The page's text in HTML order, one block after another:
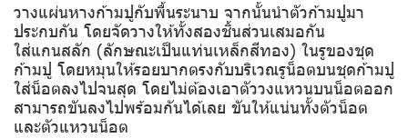
วางแผ่นหางก้ามปูกับพื้นระนาบ จากนั้นนำตัวก้ามปูมา
ประกบกัน โดยจัดวางให้ทั้งสองชิ้นส่วนเสมอกัน
ใส่แกนสลัก (ลักษณะเป็นแท่นเหล็กสีทอง) ในรูของชุด
ก้ามปู โดยหมุนให้รอยบากตรงกับบริเวณรูน็อตบนชุดก้ามปู
ใส่น็อตลงไปจนสุด โดยไม่ต้องเอาตัววงแหวนบนน็อตออก
สามารถขันลงไปพร้อมกันได้เลย ขันให้แน่นทั้งตัวน็อต
และตัวแหวนน็อต